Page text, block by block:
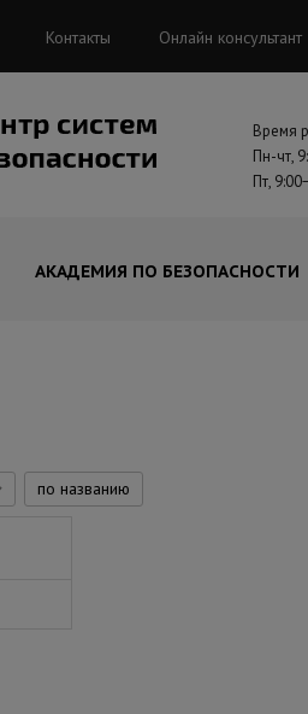
Контакты Онлайн консультант
Время
Пн-чт,
Пт,
АКАДЕМИЯ ПО БЕЗОПАСНОСТИ
по названию